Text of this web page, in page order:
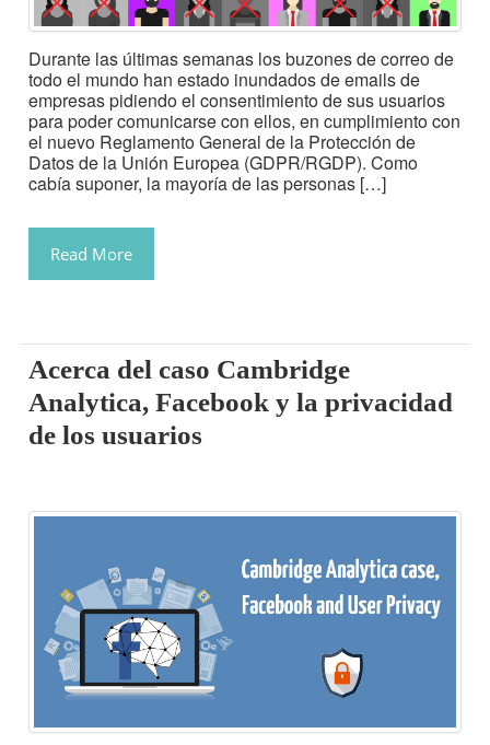
Durante las últimas semanas los buzones de correo de
todo el mundo han estado inundados de emails de
empresas pidiendo el consentimiento de sus usuarios
para poder comunicarse con ellos, en cumplimiento con
el nuevo Reglamento General de la Protección de
Datos de la Unión Europea (GDPR/RGDP). Como
cabía suponer, la mayoría de las personas […]
Read More
Acerca del caso Cambridge
Analytica, Facebook y la privacidad
de los usuarios